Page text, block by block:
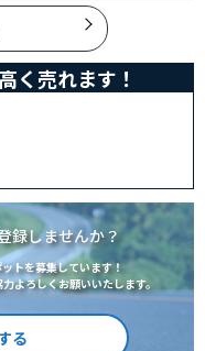
く売れます！
録しませんか？
トを募集しています！
よろしくお願いいたします。
る